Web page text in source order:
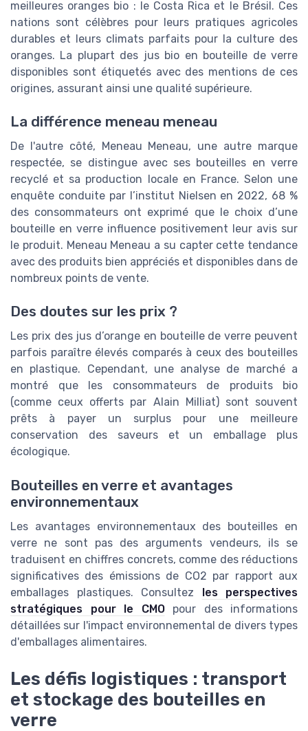
meilleures oranges bio : le Costa Rica et le Brésil. Ces
nations sont célèbres pour leurs pratiques agricoles
durables et leurs climats parfaits pour la culture des
oranges. La plupart des jus bio en bouteille de verre
disponibles sont étiquetés avec des mentions de ces
origines, assurant ainsi une qualité supérieure.
La différence meneau meneau
De l'autre côté, Meneau Meneau, une autre marque
respectée, se distingue avec ses bouteilles en verre
recyclé et sa production locale en France. Selon une
enquête conduite par l’institut Nielsen en 2022, 68 %
des consommateurs ont exprimé que le choix d’une
bouteille en verre influence positivement leur avis sur
le produit. Meneau Meneau a su capter cette tendance
avec des produits bien appréciés et disponibles dans de
nombreux points de vente.
Des doutes sur les prix ?
Les prix des jus d’orange en bouteille de verre peuvent
parfois paraître élevés comparés à ceux des bouteilles
en plastique. Cependant, une analyse de marché a
montré que les consommateurs de produits bio
(comme ceux offerts par Alain Milliat) sont souvent
prêts à payer un surplus pour une meilleure
conservation des saveurs et un emballage plus
écologique.
Bouteilles en verre et avantages
environnementaux
Les avantages environnementaux des bouteilles en
verre ne sont pas des arguments vendeurs, ils se
traduisent en chiffres concrets, comme des réductions
significatives des émissions de CO2 par rapport aux
emballages plastiques. Consultez les perspectives
stratégiques pour le CMOpour des informations
détaillées sur l'impact environnemental de divers types
d'emballages alimentaires.
Les défis logistiques : transport
et stockage des bouteilles en
verre